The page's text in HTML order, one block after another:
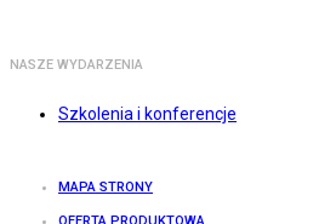
NASZE WYDARZENIA
Szkolenia i konferencje
MAPA STRONY